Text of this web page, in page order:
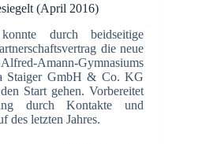
(April 2016)
durch beidseitige
die neue
Amann-Gymnasiums
Staiger GmbH & Co. KG
Start gehen. Vorbereitet
durch Kontakte und
des letzten Jahres.